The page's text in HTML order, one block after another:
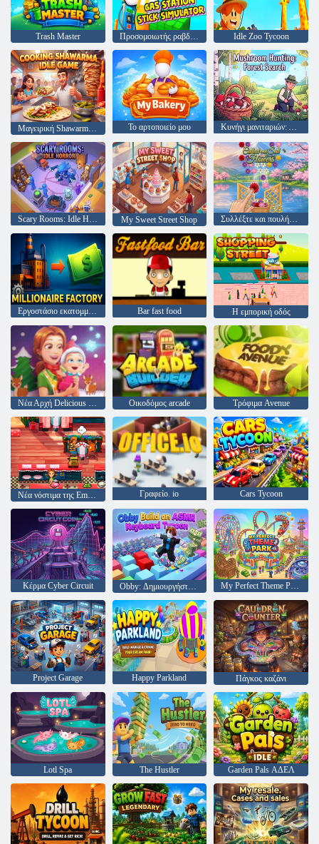
Trash Master Προσομοιωτής ραβδιού βενζίνης Idle Zoo Tycoon
Το αρτοποιείο μου Κυνήγι μανιταριών: Αναζήτηση στο δάσος
Scary Rooms: Idle Horror My Sweet Street Shop Συλλέξτε και πουλήστε λουλούδια
Εργοστάσιο εκατομμυριούχων Bar fast food Η εμπορική οδός
Οικοδόμος arcade Τρόφιμα Avenue
Γραφείο. io Cars Tycoon
Κέρμα Cyber Circuit Obby: Δημιουργήστε έναν μεγιστάνα πληκτρολογίου ASMR My Perfect Theme Park
Project Garage Happy Parkland Πάγκος καζάνι
Lotl Spa The Hustler Garden Pals ΑΔΕΛ